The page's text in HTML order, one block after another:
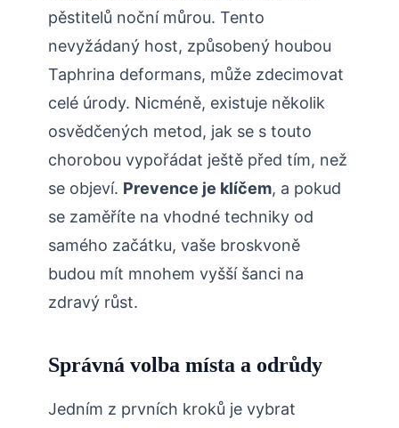
pěstitelů noční můrou. Tento
nevyžádaný host, ‌způsobený houbou⁤
Taphrina ‍deformans, může zdecimovat
celé úrody. Nicméně, existuje několik
osvědčených metod, jak se s touto
chorobou vypořádat⁢ ještě před tím, než
se objeví. Prevence je​ klíčem, a pokud
se ⁤zaměříte na​ vhodné techniky od
samého začátku, vaše broskvoně
budou mít mnohem vyšší šanci na
zdravý růst.
Správná volba místa a odrůdy
Jedním z ⁢prvních ⁢kroků je vybrat